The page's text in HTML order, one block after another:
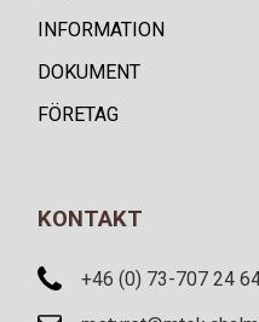
INFORMATION
DOKUMENT
FÖRETAG
KONTAKT
+46 (0) 73-707 24